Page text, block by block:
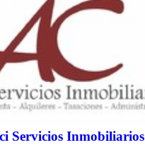
Servicios Inmobiliarios